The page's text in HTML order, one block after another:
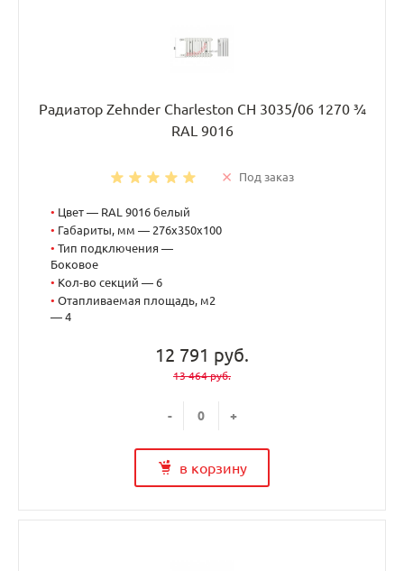
Радиатор Zehnder Charleston CH 3035/06 1270 ¾
RAL 9016
Под заказ
• Цвет — RAL 9016 белый
• Габариты, мм — 276x350x100
• Тип подключения —
Боковое
• Кол-во секций — 6
• Отапливаемая площадь, м2
— 4
12 791 руб.
13 464 руб.
- +
в корзину